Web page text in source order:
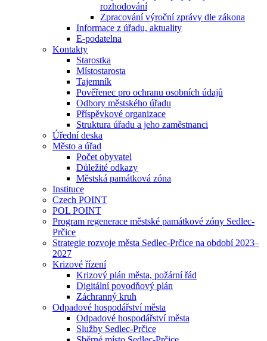
rozhodování
Zpracování výroční zprávy dle zákona
Informace z úřadu, aktuality
E-podatelna
Kontakty
Starostka
Místostarosta
Tajemník
Pověřenec pro ochranu osobních údajů
Odbory městského úřadu
Příspěvkové organizace
Struktura úřadu a jeho zaměstnanci
Úřední deska
Město a úřad
Počet obyvatel
Důležité odkazy
Městská památková zóna
Instituce
Czech POINT
POL POINT
Program regenerace městské památkové zóny Sedlec-
Prčice
Strategie rozvoje města Sedlec-Prčice na období 2023–
2027
Krizové řízení
Krizový plán města, požární řád
Digitální povodňový plán
Záchranný kruh
Odpadové hospodářství města
Odpadové hospodářství města
Služby Sedlec-Prčice